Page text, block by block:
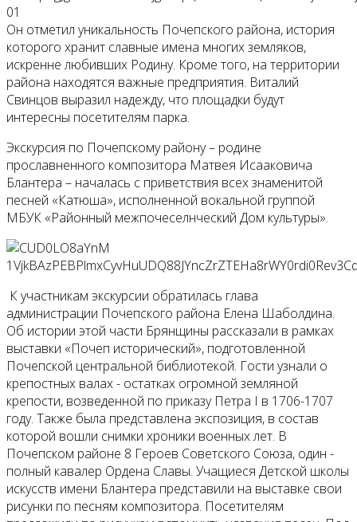
Он отметил уникальность Почепского района, история
которого хранит славные имена многих земляков,
искренне любивших Родину. Кроме того, на территории
района находятся важные предприятия. Виталий
Свинцов выразил надежду, что площадки будут
интересны посетителям парка.
Экскурсия по Почепскому району – родине
прославненного композитора Матвея Исааковича
Блантера – началась с приветствия всех знаменитой
песней «Катюша», исполненной вокальной группой
МБУК «Районный межпочеселнческий Дом культуры».
К участникам экскурсии обратилась глава
администрации Почепского района Елена Шаболдина.
Об истории этой части Брянщины рассказали в рамках
выставки «Почеп исторический», подготовленной
Почепской центральной библиотекой. Гости узнали о
крепостных валах - остатках огромной земляной
крепости, возведенной по приказу Петра I в 1706-1707
году. Также была представлена экспозиция, в состав
которой вошли снимки хроники военных лет. В
Почепском районе 8 Героев Советского Союза, один -
полный кавалер Ордена Славы. Учащиеся Детской школы
искусств имени Блантера представили на выставке свои
рисунки по песням композитора. Посетителям